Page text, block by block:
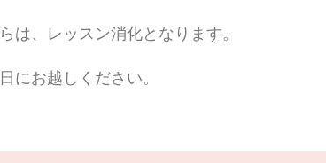
は、レッスン消化となります。
にお越しください。